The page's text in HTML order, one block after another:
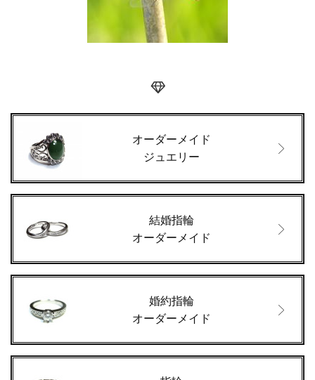
オーダーメイド
ジュエリー
結婚指輪
オーダーメイド
婚約指輪
オーダーメイド